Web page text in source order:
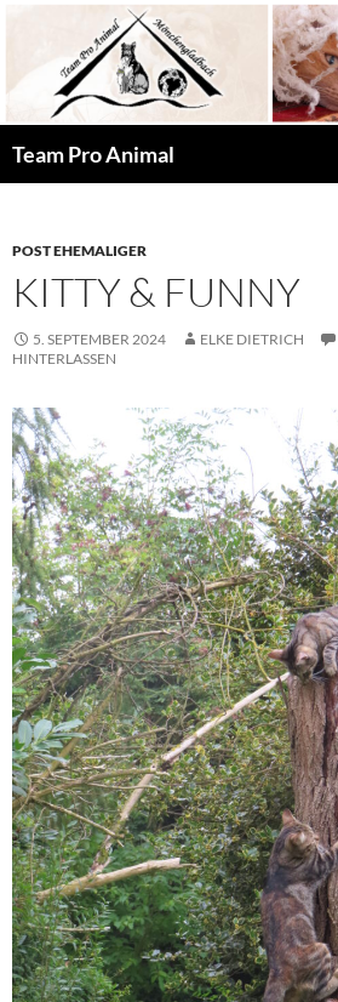
springen
Team Pro Animal
POST EHEMALIGER
KITTY & FUNNY
5. SEPTEMBER 2024 ELKE DIETRICH
HINTERLASSEN